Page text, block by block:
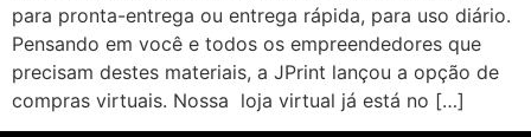
para pronta-entrega ou entrega rápida, para uso diário.
Pensando em você e todos os empreendedores que
precisam destes materiais, a JPrint lançou a opção de
compras virtuais. Nossa loja virtual já está no […]